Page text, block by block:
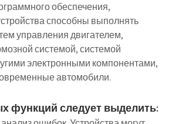
обеспечения,
способны выполнять
управления двигателем,
системой, системой
электронными компонентами,
автомобили.
функций следует выделить: